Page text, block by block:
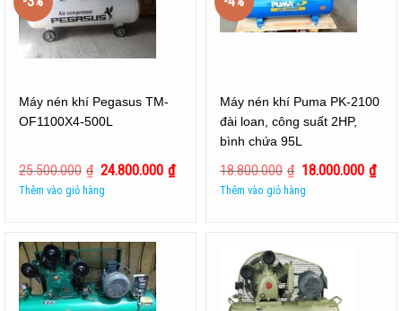
Máy nén khí Pegasus TM-
OF1100X4-500L
25.500.000 ₫ 24.800.000 ₫
Thêm vào giỏ hàng
Máy nén khí Puma PK-2100
đài loan, công suất 2HP,
bình chứa 95L
18.800.000 ₫ 18.000.000 ₫
Thêm vào giỏ hàng